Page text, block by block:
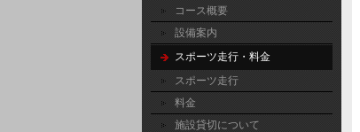
コース概要
設備案内
スポーツ走行・料金
スポーツ走行
料金
施設貸切について